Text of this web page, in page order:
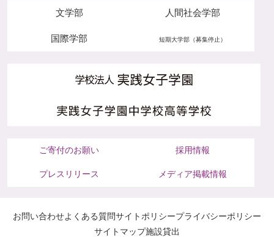
文学部 人間社会学部
国際学部 短期大学部（募集停止）
ご寄付のお願い 採用情報
プレスリリース メディア掲載情報
お問い合わせよくある質問サイトポリシープライバシーポリシー
サイトマップ施設貸出